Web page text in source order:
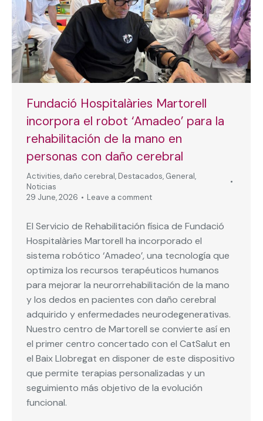
Fundació Hospitalàries Martorell
incorpora el robot ‘Amadeo’ para la
rehabilitación de la mano en
personas con daño cerebral
Activities, daño cerebral, Destacados, General,
Noticias
29 June, 2026
Leave a comment
El Servicio de Rehabilitación física de Fundació
Hospitalàries Martorell ha incorporado el
sistema robótico ‘Amadeo’, una tecnología que
optimiza los recursos terapéuticos humanos
para mejorar la neurorrehabilitación de la mano
y los dedos en pacientes con daño cerebral
adquirido y enfermedades neurodegenerativas.
Nuestro centro de Martorell se convierte así en
el primer centro concertado con el CatSalut en
el Baix Llobregat en disponer de este dispositivo
que permite terapias personalizadas y un
seguimiento más objetivo de la evolución
funcional.